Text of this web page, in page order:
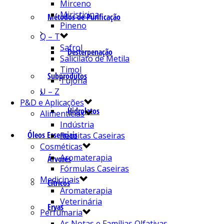
Métodos de Purificação
Desterpenação
Subprodutos
Hidrolatos
Óleos Essenciais
Árvores
Cítricos
Ervas
Mirceno
Miristicina
Pineno
Q – T
Safrol
Salicilato de Metila
Timol
Tujona
U – Z
P&D e Aplicações
Alimentícias
Indústria
Receitas Caseiras
Cosméticas
Aromaterapia
Fórmulas Caseiras
Medicinais
Aromaterapia
Veterinária
Perfumaria